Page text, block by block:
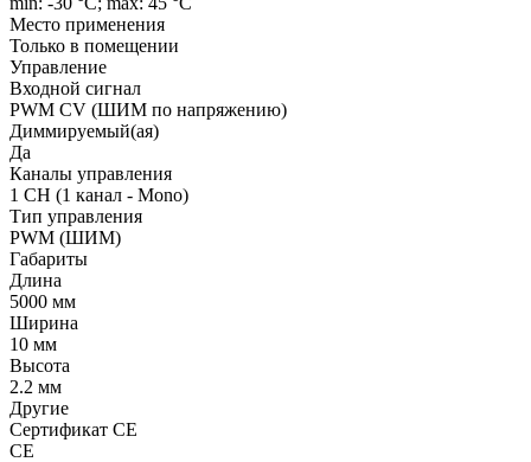
Место применения
Только в помещении
Управление
Входной сигнал
PWM СV (ШИМ по напряжению)
Диммируемый(ая)
Да
Каналы управления
1 CH (1 канал - Mono)
Тип управления
PWM (ШИМ)
Габариты
Длина
5000 мм
Ширина
10 мм
Высота
2.2 мм
Другие
Сертификат CE
CE